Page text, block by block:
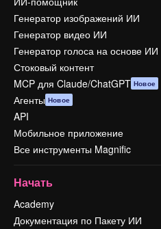
Генератор изображений ИИ
Генератор видео ИИ
Генератор голоса на основе ИИ
Стоковый контент
MCP для Claude/ChatGPT Новое
Агенты Новое
API
Мобильное приложение
Все инструменты Magnific
Начать
Academy
Документация по Пакету ИИ